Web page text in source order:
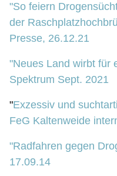
"So feiern
der
Presse, 26.12.21
"Neues Land wirbt für
Spektrum Sept. 2021
"Exzessiv und
FeG Kaltenweide
"Radfahren gegen
17.09.14